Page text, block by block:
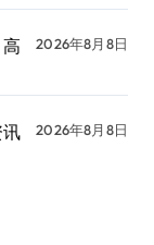
2026年8月8日
2026年8月8日